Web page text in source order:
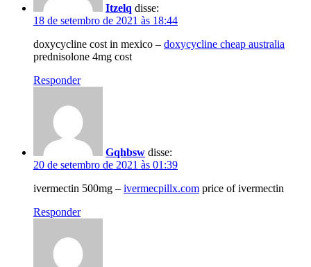
Itzelq disse:
18 de setembro de 2021 às 18:44
doxycycline cost in mexico – doxycycline cheap australia
prednisolone 4mg cost
Responder
Gqhbsw disse:
20 de setembro de 2021 às 01:39
ivermectin 500mg – ivermecpillx.com price of ivermectin
Responder